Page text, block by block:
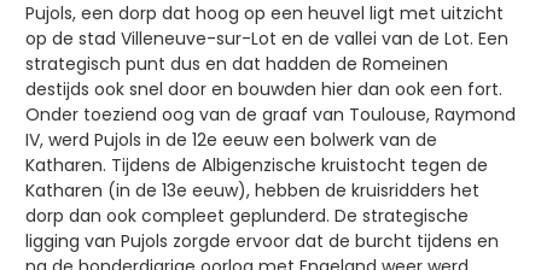
Pujols, een dorp dat hoog op een heuvel ligt met uitzicht
op de stad Villeneuve-sur-Lot en de vallei van de Lot. Een
strategisch punt dus en dat hadden de Romeinen
destijds ook snel door en bouwden hier dan ook een fort.
Onder toeziend oog van de graaf van Toulouse, Raymond
IV, werd Pujols in de 12e eeuw een bolwerk van de
Katharen. Tijdens de Albigenzische kruistocht tegen de
Katharen (in de 13e eeuw), hebben de kruisridders het
dorp dan ook compleet geplunderd. De strategische
ligging van Pujols zorgde ervoor dat de burcht tijdens en